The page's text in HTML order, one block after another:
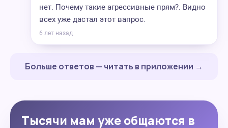
нет. Почему такие агрессивные прям?. Видно
всех уже дастал этот вапрос.
6 лет назад
Больше ответов — читать в приложении →
Тысячи мам уже общаются в